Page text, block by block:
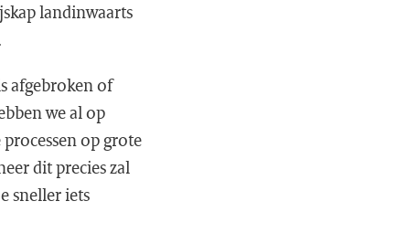
landinwaarts
afgebroken of
we al op
op grote
dit precies zal
sneller iets